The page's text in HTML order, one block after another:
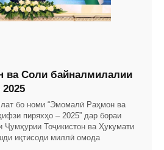
ва Соли байналмилалии
бо номи “Эмомалӣ Раҳмон ва
пиряхҳо – 2025” дар бораи
Ҷумҳурии Тоҷикистон ва Ҳукумати
иқтисоди миллӣ омода